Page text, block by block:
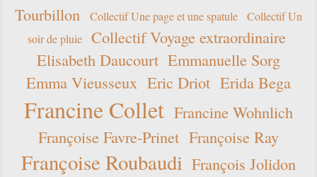
Tourbillon
Collectif Une page et une spatule
Collectif Un
soir de pluie
Collectif Voyage extraordinaire
Elisabeth Daucourt Emmanuelle Sorg
Emma Vieusseux Eric Driot Erida Bega
Francine Collet Francine Wohnlich
Françoise Favre-Prinet Françoise Ray
Françoise Roubaudi François Jolidon